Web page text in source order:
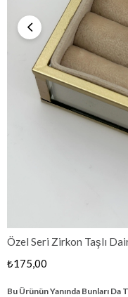
Özel Seri Zirkon Taşlı
₺175,00
Bu Ürünün Yanında Bunları Da